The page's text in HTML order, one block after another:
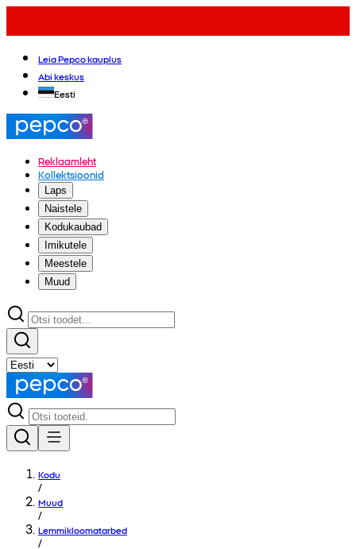
Leia Pepco kauplus
Abi keskus
Eesti
Reklaamleht
Kollektsioonid
Laps
Naistele
Kodukaubad
Imikutele
Meestele
Muud
Kodu
/
Muud
/
Lemmikloomatarbed
/